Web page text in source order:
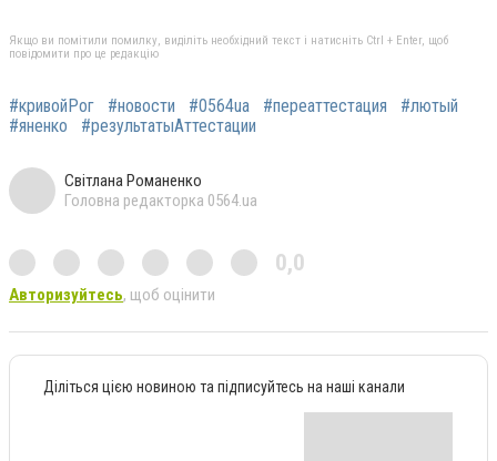
Якщо ви помітили помилку, виділіть необхідний текст і натисніть Ctrl + Enter, щоб
повідомити про це редакцію
#кривойРог #новости #0564ua #переаттестация
#лютый
#яненко
#результатыАттестации
Світлана Романенко
Головна редакторка 0564.ua
0,0
Авторизуйтесь, щоб оцінити
Діліться цією новиною та підписуйтесь на наші канали